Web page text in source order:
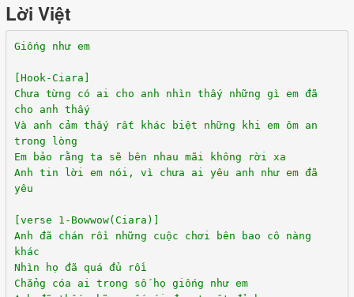
Lời Việt
Giống như em
[Hook-Ciara]
Chưa từng có ai cho anh nhìn thấy những gì em đã
cho anh thấy
Và anh cảm thấy rất khác biệt những khi em ôm an
trong lòng
Em bảo rằng ta sẽ bên nhau mãi không rời xa
Anh tin lời em nói, vì chưa ai yêu anh như em đã
yêu
[verse 1-Bowwow(Ciara)]
Anh đã chán rồi những cuộc chơi bên bao cô nàng
khác
Nhìn họ đã quá đủ rồi
Chẳng cóa ai trong số họ giống như em